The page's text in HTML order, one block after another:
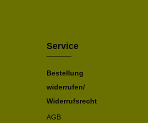
Service
Bestellung
widerrufen/
Widerrufsrecht
AGB